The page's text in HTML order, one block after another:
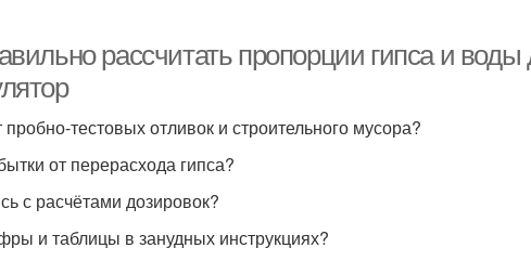
рассчитать пропорции гипса и
пробно-тестовых отливок и строительного мусора?
от перерасхода гипса?
с расчётами дозировок?
и таблицы в занудных инструкциях?